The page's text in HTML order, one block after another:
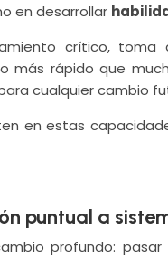
en desarrollar
crítico, toma
más rápido que
cualquier cambio
en estas
puntual a
profundo: